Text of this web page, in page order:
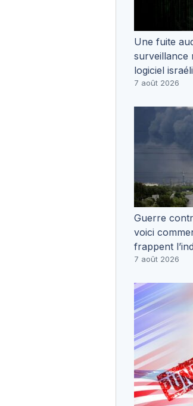
Une fuite
surveillance
logiciel
7 août 2026
Guerre
voici
frappent
7 août 2026